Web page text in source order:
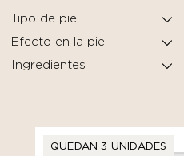
Tipo de piel
Efecto en la piel
Ingredientes
QUEDAN 3 UNIDADES